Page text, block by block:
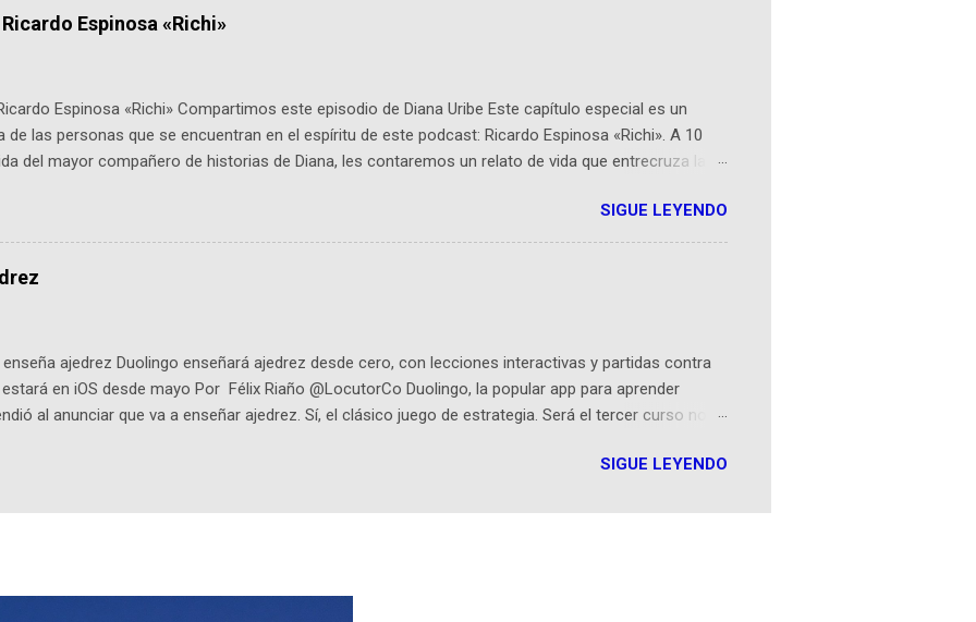
con un evento gratuito el 30 de enero a las 10:00 a. m. en el Planetario (calle 26B #5-93), in...
Espinosa «Richi»
Espinosa «Richi» Compartimos este episodio de Diana Uribe Este capítulo especial es un
de las personas que se encuentran en el espíritu de este podcast: Ricardo Espinosa «Richi». A 10
del mayor compañero de historias de Diana, les contaremos un relato de vida que entrecruza la
viene "la fuerza poderosa", del relato viviente que encarna una joven librera de Barichara y de
un personaje de gabán y sombrero que parecía sacado directamente de una novela de espías
-La colección Ricardo Espinosa: los cómics, las novelas y los libros reunidos por Richi hoy se
en la Biblioteca Luis Ángel Arango ¡Síguenos en nuestras Redes Sociales! Facebook:
SIGUE LEYENDO
ajedrez Duolingo enseñará ajedrez desde cero, con lecciones interactivas y partidas contra
en iOS desde mayo Por Félix Riaño @LocutorCo Duolingo, la popular app para aprender
al anunciar que va a enseñar ajedrez. Sí, el clásico juego de estrategia. Será el tercer curso no
primero en inglés. Los usuarios aprenderán desde lo más básico, como mover un alfil, hasta jugar
y ayudas visuales. ¿Será posible que una app que antes nos enseñó francés, ahora nos
SIGUE LEYENDO